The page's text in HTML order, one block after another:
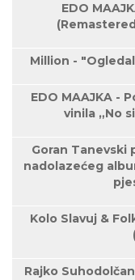
EDO
Million -
EDO MAAJKA -
vinila „No
Goran Tanevski
nadolazećeg
Kolo Slavuj &
Rajko